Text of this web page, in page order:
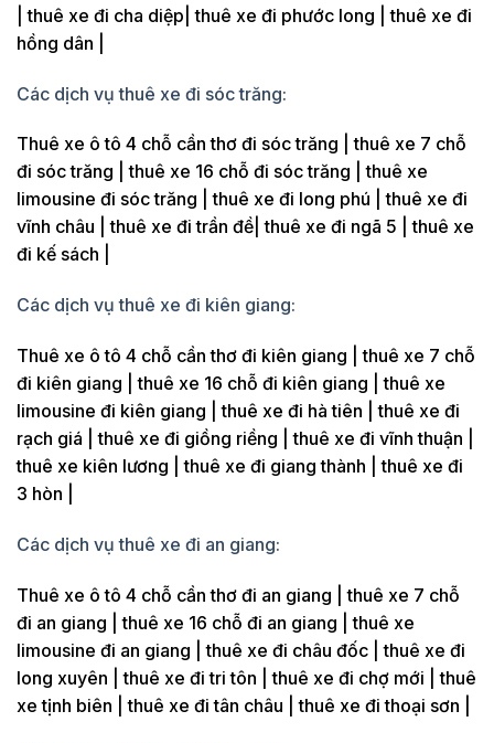
| thuê xe đi cha diệp| thuê xe đi phước long | thuê xe đi
hồng dân |
Các dịch vụ thuê xe đi sóc trăng:
Thuê xe ô tô 4 chỗ cần thơ đi sóc trăng | thuê xe 7 chỗ
đi sóc trăng | thuê xe 16 chỗ đi sóc trăng | thuê xe
limousine đi sóc trăng | thuê xe đi long phú | thuê xe đi
vĩnh châu | thuê xe đi trần đề| thuê xe đi ngã 5 | thuê xe
đi kế sách |
Các dịch vụ thuê xe đi kiên giang:
Thuê xe ô tô 4 chỗ cần thơ đi kiên giang | thuê xe 7 chỗ
đi kiên giang | thuê xe 16 chỗ đi kiên giang | thuê xe
limousine đi kiên giang | thuê xe đi hà tiên | thuê xe đi
rạch giá | thuê xe đi giồng riềng | thuê xe đi vĩnh thuận |
thuê xe kiên lương | thuê xe đi giang thành | thuê xe đi
3 hòn |
Các dịch vụ thuê xe đi an giang:
Thuê xe ô tô 4 chỗ cần thơ đi an giang | thuê xe 7 chỗ
đi an giang | thuê xe 16 chỗ đi an giang | thuê xe
limousine đi an giang | thuê xe đi châu đốc | thuê xe đi
long xuyên | thuê xe đi tri tôn | thuê xe đi chợ mới | thuê
xe tịnh biên | thuê xe đi tân châu | thuê xe đi thoại sơn |